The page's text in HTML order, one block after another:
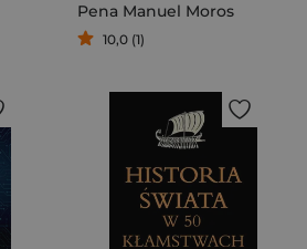
Pena Manuel Moros
10,0 (1)